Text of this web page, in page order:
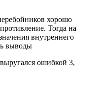
хорошо
Тогда на
внутреннего
выводы
ошибкой 3,